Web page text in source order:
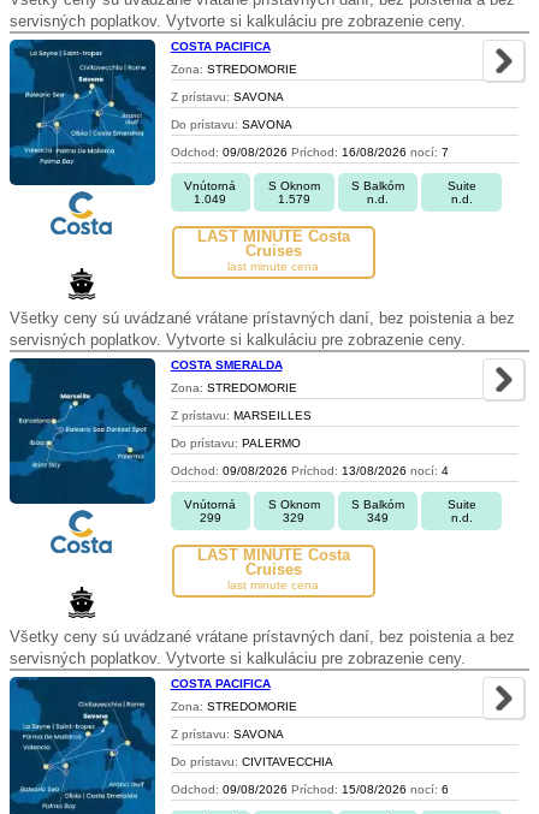
servisných poplatkov. Vytvorte si kalkuláciu pre zobrazenie ceny.
COSTA PACIFICA
Zona: STREDOMORIE
Z prístavu: SAVONA
Do prístavu: SAVONA
Odchod: 09/08/2026 Príchod: 16/08/2026 nocí: 7
Vnútorná
1.049
S Oknom
1.579
S Balkóm
n.d.
Suite
n.d.
LAST MINUTE Costa
Cruises
last minute cena
Všetky ceny sú uvádzané vrátane prístavných daní, bez poistenia a bez
servisných poplatkov. Vytvorte si kalkuláciu pre zobrazenie ceny.
COSTA SMERALDA
Zona: STREDOMORIE
Z prístavu: MARSEILLES
Do prístavu: PALERMO
Odchod: 09/08/2026 Príchod: 13/08/2026 nocí: 4
Vnútorná
299
S Oknom
329
S Balkóm
349
Suite
n.d.
LAST MINUTE Costa
Cruises
last minute cena
Všetky ceny sú uvádzané vrátane prístavných daní, bez poistenia a bez
servisných poplatkov. Vytvorte si kalkuláciu pre zobrazenie ceny.
COSTA PACIFICA
Zona: STREDOMORIE
Z prístavu: SAVONA
Do prístavu: CIVITAVECCHIA
Odchod: 09/08/2026 Príchod: 15/08/2026 nocí: 6